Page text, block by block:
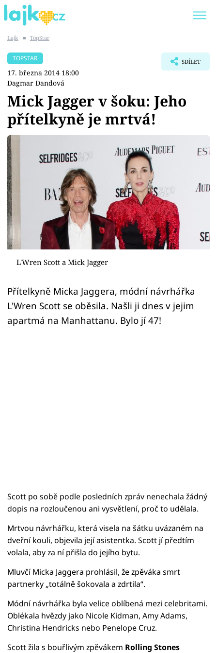
SHOPAHOLICADEL
Témata
Sex a vztahy
Videa
Sledujte prima+
Přihlášení
Lajk ■ TopStar
TOPSTAR
17. března 2014 18:00
Dagmar Dandová
SDÍLET
Mick Jagger v šoku: Jeho
přítelkyně je mrtvá!
L'Wren Scott a Mick Jagger
Přítelkyně Micka Jaggera, módní návrhářka
L'Wren Scott se oběsila. Našli ji dnes v jejim
apartmá na Manhattanu. Bylo jí 47!
Scott po sobě podle posledních zpráv nenechala žádný
dopis na rozloučenou ani vysvětlení, proč to udělala.
Mrtvou návrhářku, která visela na šátku uvázaném na
dveřní kouli, objevila její asistentka. Scott jí předtím
volala, aby za ní přišla do jejího bytu.
Mluvčí Micka Jaggera prohlásil, že zpěváka smrt
partnerky „totálně šokovala a zdrtila“.
Módní návrhářka byla velice oblíbená mezi celebritami.
Oblékala hvězdy jako Nicole Kidman, Amy Adams,
Christina Hendricks nebo Penelope Cruz.
Scott žila s bouřlivým zpěvákem Rolling Stones